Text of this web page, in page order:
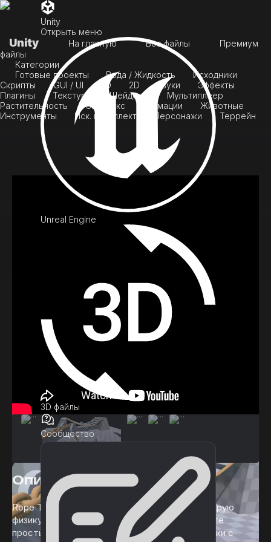
Unity
Открыть меню
Unreal Engine
3D файлы
Сообщество
Unity На главную Все файлы
Премиум
файлы
Категории
Готовые проекты
Вода / Жидкость
Исходники
Скрипты
GUI / UI 3D 2D Звуки
Эффекты
Плагины
Текстуры Шейдеры
Мультиплеер
Растительность
Скайбокс Анимации
Животные
Инструменты
Иск. интеллект Персонажи Террейн
Описание
Rope Toolkit обеспечивает стабильную и быструю
физику веревки в вашем проекте. Моделируйте
простые провода или более сложные настройки с